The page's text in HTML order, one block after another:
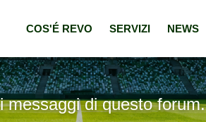
COS'É REVO SERVIZI NEWS
messaggi di questo forum.